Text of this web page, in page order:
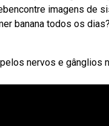
imagens de
banana todos os
nervos e gânglios